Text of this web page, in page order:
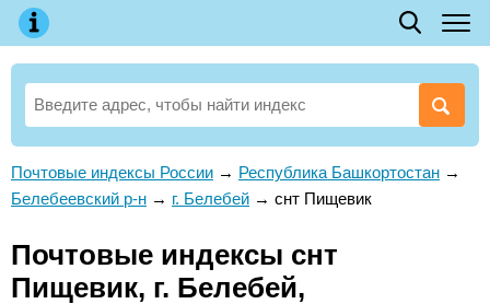
Почтовые индексы России → Республика Башкортостан →
Белебеевский р-н → г. Белебей → снт Пищевик
Почтовые индексы снт
Пищевик, г. Белебей,